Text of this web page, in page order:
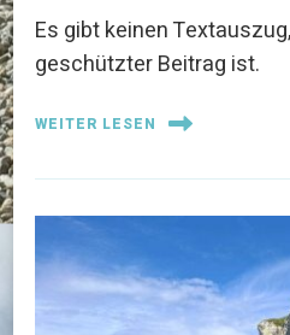
Es gibt keinen
geschützter Beitrag ist.
WEITER LESEN